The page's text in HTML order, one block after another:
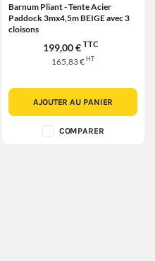
Barnum Pliant - Tente Acier
Paddock 3mx4,5m BEIGE avec 3
cloisons
199,00 € TTC
165,83 €HT
AJOUTER AU PANIER
COMPARER